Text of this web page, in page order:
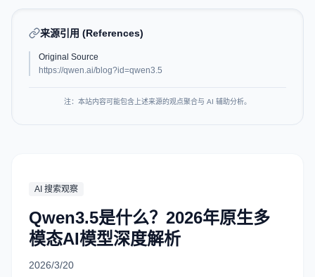
来源引用 (References)
Original Source
https://qwen.ai/blog?id=qwen3.5
注：本站内容可能包含上述来源的观点聚合与 AI 辅助分析。
AI 搜索观察
Qwen3.5是什么？2026年原生多
模态AI模型深度解析
2026/3/20